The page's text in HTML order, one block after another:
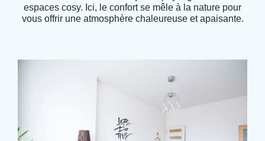
espaces cosy. Ici, le confort se mêle à la nature pour
vous offrir une atmosphère chaleureuse et apaisante.